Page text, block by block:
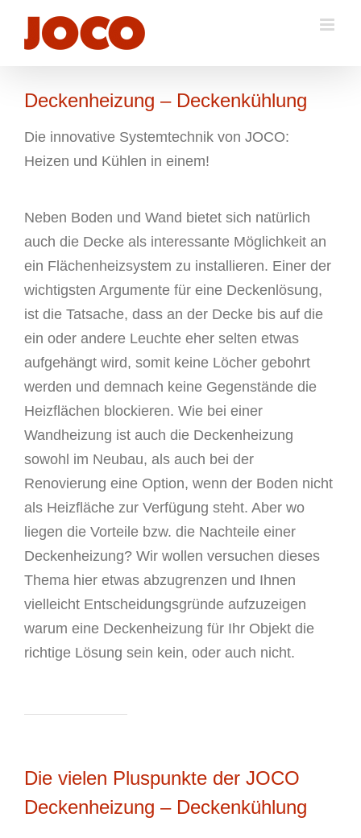
Inhalt
Deckenheizung – Deckenkühlung
Die innovative Systemtechnik von JOCO:
Heizen und Kühlen in einem!
Neben Boden und Wand bietet sich natürlich
auch die Decke als interessante Möglichkeit an
ein Flächenheizsystem zu installieren. Einer der
wichtigsten Argumente für eine Deckenlösung,
ist die Tatsache, dass an der Decke bis auf die
ein oder andere Leuchte eher selten etwas
aufgehängt wird, somit keine Löcher gebohrt
werden und demnach keine Gegenstände die
Heizflächen blockieren. Wie bei einer
Wandheizung ist auch die Deckenheizung
sowohl im Neubau, als auch bei der
Renovierung eine Option, wenn der Boden nicht
als Heizfläche zur Verfügung steht. Aber wo
liegen die Vorteile bzw. die Nachteile einer
Deckenheizung? Wir wollen versuchen dieses
Thema hier etwas abzugrenzen und Ihnen
vielleicht Entscheidungsgründe aufzuzeigen
warum eine Deckenheizung für Ihr Objekt die
richtige Lösung sein kein, oder auch nicht.
Die vielen Pluspunkte der JOCO
Deckenheizung – Deckenkühlung